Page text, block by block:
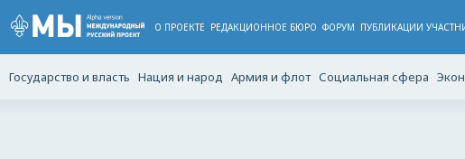
О ПРОЕКТЕ РЕДАКЦИОННОЕ БЮРО ФОРУМ ПУБЛИКАЦИИ
Государство и власть Нация и народ Армия и флот Социальная сфера